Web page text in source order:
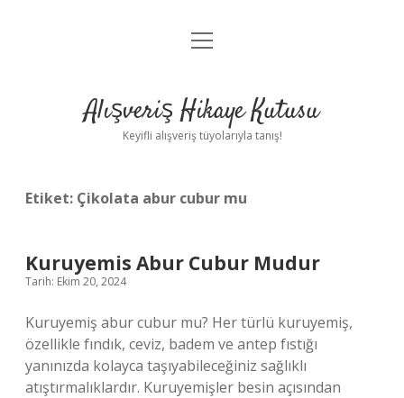
Anasayfa
Yasal Uyarı
menüyü
Alışveriş Hikaye Kutusu
Keyifli alışveriş tüyolarıyla tanış!
Etiket: Çikolata abur cubur mu
Kuruyemis Abur Cubur Mudur
Tarih: Ekim 20, 2024
Kuruyemiş abur cubur mu? Her türlü kuruyemiş,
özellikle fındık, ceviz, badem ve antep fıstığı
yanınızda kolayca taşıyabileceğiniz sağlıklı
atıştırmalıklardır. Kuruyemişler besin açısından